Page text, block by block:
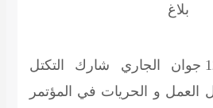
بلاغ
من 10 إلى 12 جوان الجاري شارك التكتل
العمل و الحريات في المؤتمر